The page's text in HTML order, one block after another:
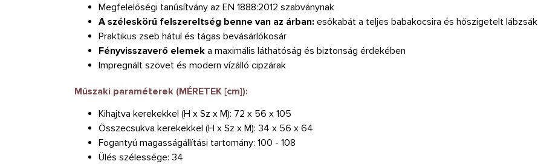
Megfelelőségi tanúsítvány az EN 1888:2012 szabványnak
A széleskörű felszereltség benne van az árban: esőkabát a teljes babakocsira és hőszigetelt lábzsák
Praktikus zseb hátul és tágas bevásárlókosár
Fényvisszaverő elemek a maximális láthatóság és biztonság érdekében
Impregnált szövet és modern vízálló cipzárak
Műszaki paraméterek (MÉRETEK [cm]):
Kihajtva kerekekkel (H x Sz x M): 72 x 56 x 105
Összecsukva kerekekkel (H x Sz x M): 34 x 56 x 64
Fogantyú magasságállítási tartomány: 100 - 108
Ülés szélessége: 34